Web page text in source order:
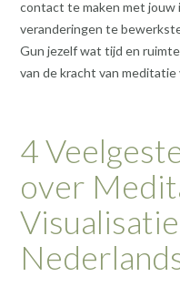
contact te maken met
veranderingen te
Gun jezelf wat tijd en
van de kracht van meditatie
4
over